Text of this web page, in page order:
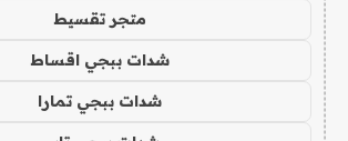
متجر تقسيط
شدات ببجي اقساط
شدات ببجي تمارا